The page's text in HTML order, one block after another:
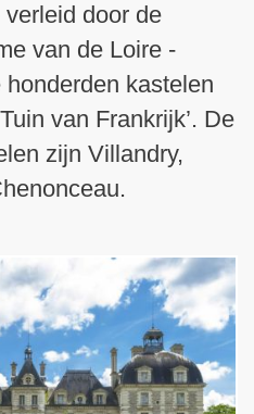
door de
van de Loire -
kastelen
van Frankrijk’. De
zijn Villandry,